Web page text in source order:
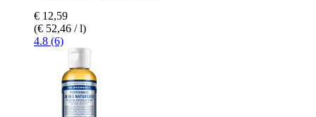
€ 12,59
(€ 52,46 / l)
4.8 (6)